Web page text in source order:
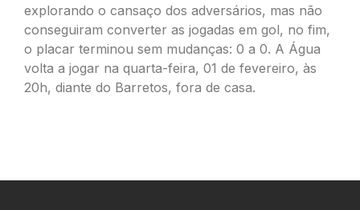
explorando o cansaço dos adversários, mas não
conseguiram converter as jogadas em gol, no fim,
o placar terminou sem mudanças: 0 a 0. A Água
volta a jogar na quarta-feira, 01 de fevereiro, às
20h, diante do Barretos, fora de casa.